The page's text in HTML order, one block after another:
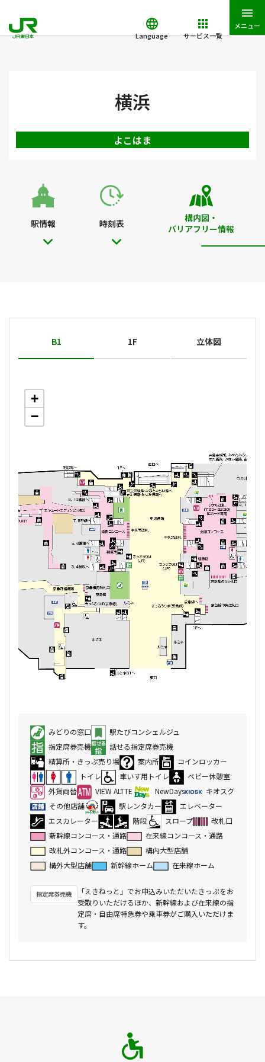
Language サービス一覧
メニュー
横浜
よこはま
駅情報 時刻表
構内図・
バリアフリー情報
B1 1F 立体図
+
−
+
−
+
−
みどりの窓口
駅たびコンシェルジュ
指定席券売機
話せる指定席券売機
精算所・きっぷ売り場
案内所
コインロッカー
トイレ
車いす用トイレ
ベビー休憩室
外貨両替
VIEW ALTTE NewDays
キオスク
その他店舗
駅レンタカー
エレベーター
エスカレーター
階段 スロープ
改札口
新幹線コンコース・通路
在来線コンコース・通路
改札外コンコース・通路
構内大型店舗
構外大型店舗
新幹線ホーム 在来線ホーム
「えきねっと」でお申込みいただいたきっぷをお
受取りいただけるほか、新幹線および在来線の指
定席・自由席特急券や乗車券がご購入いただけま
す。